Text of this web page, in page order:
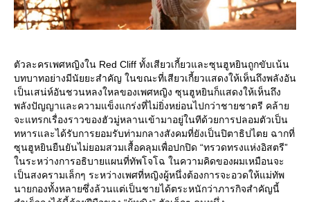
ตัวละครเพศหญิงใน Red Cliff ทั้งเสียวเกี้ยวและซุนฮูหยินถูกขับเน้น
บทบาทอย่างมีนัยยะสำคัญ ในขณะที่เสียวเกี้ยวแสดงให้เห็นถึงพลังอัน
เป็นเสน่ห์อันชวนหลงใหลของเพศหญิง ซุนฮูหยินก็แสดงให้เห็นถึง
พลังปัญญาและความแข็งแกร่งที่ไม่ยิ่งหย่อนไปกว่าชายชาตรี คล้า
จะแทรกเรื่องราวของฮัวมู่หลานเข้ามาอยู่ในทีด้วยการปลอมตัวเป็น
ทหารและได้รับการยอมรับท่ามกลางสังคมที่ยังเป็นปิตาธิปไตย ฉากที่
ซุนฮูหยินยืนยันไม่ยอมสวมเสื้อคลุมเพื่อปกปิด “ทรวดทรงแห่งอิสตรี”
นระหว่างการอธิบายแผนที่ทัพโจโฉ ในความคิดของผมเหมือนจะ
เป็นสงครามเล็กๆ ระหว่างเพศที่หญิงผู้หนึ่งต้องการจะอวดให้แม่ทัพ
นายกองทั้งหลายซึ่งล้วนแต่เป็นชายได้ตระหนักว่าภารกิจสำคัญนี้